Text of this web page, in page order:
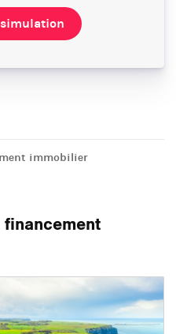
immobilier
financement